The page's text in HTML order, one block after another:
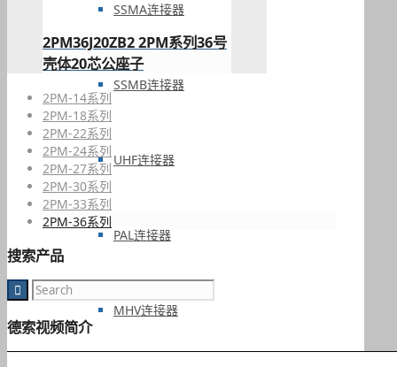
SSMA连接器
SSMB连接器
UHF连接器
PAL连接器
MHV连接器
2PM36J20ZB2 2PM系列36号
壳体20芯公座子
2PM-14系列
2PM-18系列
2PM-22系列
2PM-24系列
2PM-27系列
2PM-30系列
2PM-33系列
2PM-36系列
搜索产品
德索视频简介